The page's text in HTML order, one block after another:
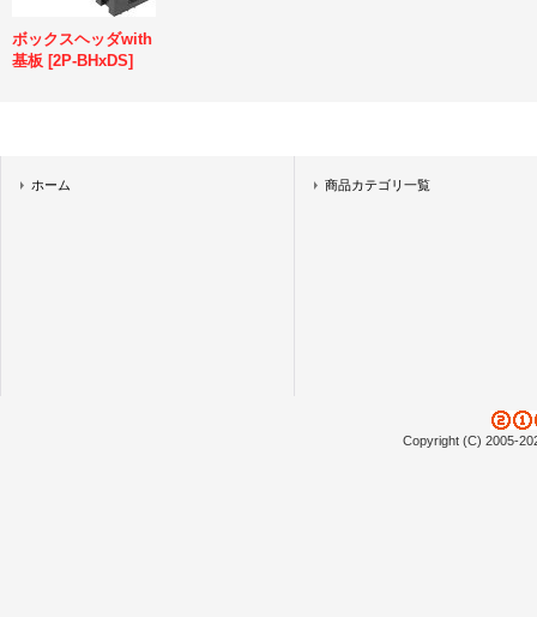
ボックスヘッダwith
基板 [2P-BHxDS]
ホーム 商品カテゴリ一覧
Copyright (C) 2005-